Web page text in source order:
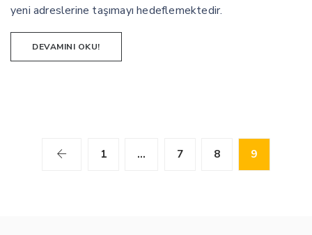
yeni adreslerine taşımayı hedeflemektedir.
DEVAMINI OKU!
1 … 7 8 9